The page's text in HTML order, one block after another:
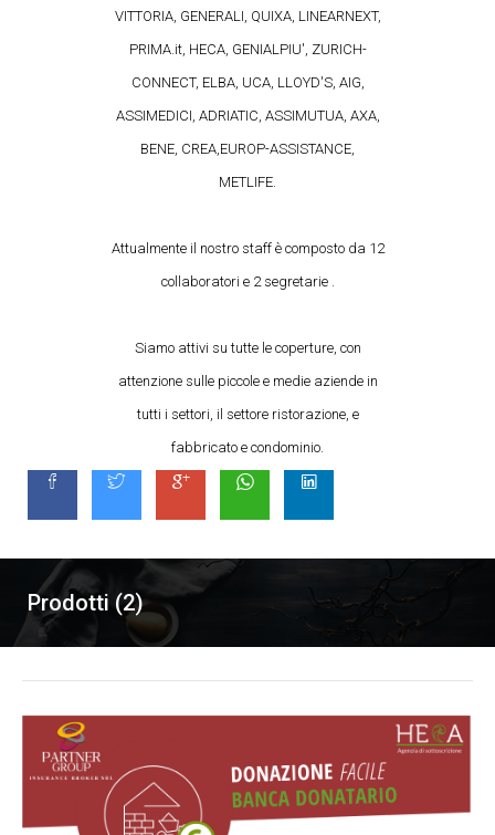
VITTORIA, GENERALI, QUIXA, LINEARNEXT,
PRIMA.it, HECA, GENIALPIU', ZURICH-
CONNECT, ELBA, UCA, LLOYD'S, AIG,
ASSIMEDICI, ADRIATIC, ASSIMUTUA, AXA,
BENE, CREA,EUROP-ASSISTANCE,
METLIFE.
Attualmente il nostro staff è composto da 12
collaboratori e 2 segretarie .
Siamo attivi su tutte le coperture, con
attenzione sulle piccole e medie aziende in
tutti i settori, il settore ristorazione, e
fabbricato e condominio.
Prodotti (2)